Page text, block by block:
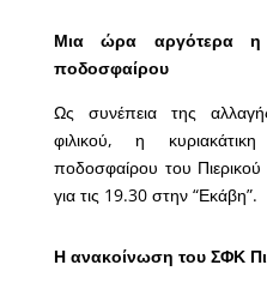
Μια ώρα αργότερα η
ποδοσφαίρου
Ως συνέπεια της
φιλικού, η
ποδοσφαίρου του Πιερικού
για τις 19.30 στην “Εκάβη”.
Η ανακοίνωση του ΣΦΚ